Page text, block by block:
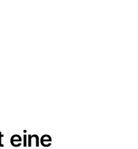
eine